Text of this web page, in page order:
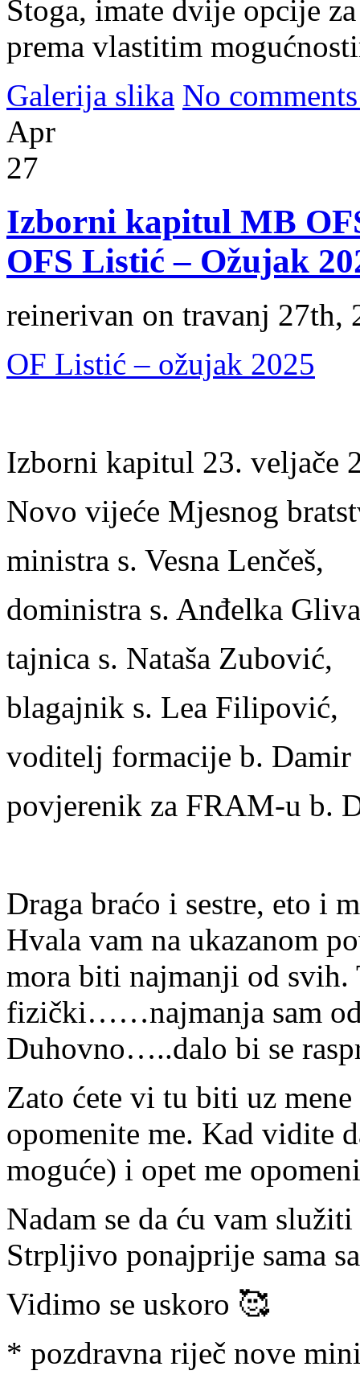
Stoga, imate dvije opcije
prema vlastitim
Galerija slika No
Apr
27
Izborni kapitul MB
OFS Listić – Ožujak
reinerivan on travanj 27th,
OF Listić – ožujak 2025
Izborni kapitul 23. veljače
Novo vijeće Mjesnog
ministra s. Vesna Lenčeš,
doministra s. Anđelka
tajnica s. Nataša Zubović,
blagajnik s. Lea Filipović,
voditelj formacije b. Damir
povjerenik za FRAM-u b.
Draga braćo i sestre, eto i
Hvala vam na ukazanom
mora biti najmanji od svih.
fizički……najmanja sam
Duhovno…..dalo bi se
Zato ćete vi tu biti uz
opomenite me. Kad vidite
moguće) i opet me
Nadam se da ću vam
Strpljivo ponajprije sama
Vidimo se uskoro 🥰
* pozdravna riječ nove